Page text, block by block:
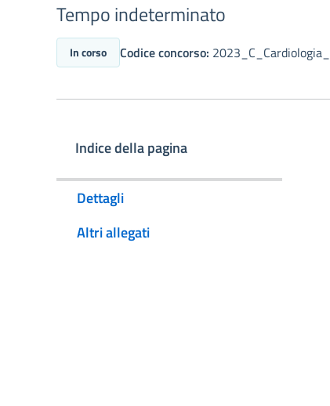
Tempo indeterminato
In corso Codice concorso: 2023_C_Cardiologia_
Indice della pagina
Dettagli
Altri allegati